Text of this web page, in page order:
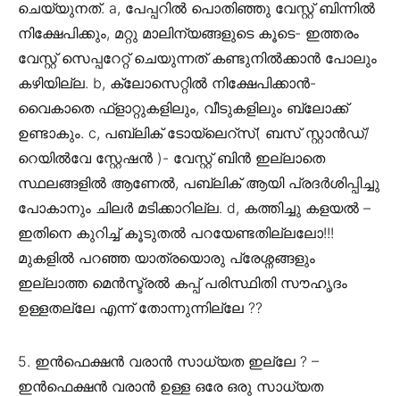
ചെയ്യുനത്. a, പേപ്പറിൽ പൊതിഞ്ഞു വേസ്റ്റ് ബിന്നിൽ
നിക്ഷേപിക്കും, മറ്റു മാലിന്യങ്ങളുടെ കൂടെ- ഇത്തരം
വേസ്റ്റ് സെപ്പറേറ്റ് ചെയുന്നത് കണ്ടുനിൽക്കാൻ പോലും
കഴിയില്ല. b, ക്ലോസെറ്റിൽ നിക്ഷേപിക്കാൻ-
വൈകാതെ ഫ്ളാറ്റുകളിലും, വീടുകളിലും ബ്ലോക്ക്
ഉണ്ടാകും. c, പബ്ലിക് ടോയ്‌ലെറ്സ്( ബസ് സ്റ്റാൻഡ്/
റെയിൽവേ സ്റ്റേഷൻ )- വേസ്റ്റ് ബിൻ ഇല്ലാതെ
സ്ഥലങ്ങളിൽ ആണേൽ, പബ്ലിക് ആയി പ്രദർശിപ്പിച്ചു
പോകാനും ചിലർ മടിക്കാറില്ല. d, കത്തിച്ചു കളയൽ –
ഇതിനെ കുറിച്ച് കൂടുതൽ പറയേണ്ടതില്ലലോ!!!
മുകളിൽ പറഞ്ഞ യാത്രയൊരു പ്രേശ്നങ്ങളും
ഇല്ലാത്ത മെൻസ്ട്രൽ കപ്പ് പരിസ്ഥിതി സൗഹൃദം
ഉള്ളതല്ലേ എന്ന് തോന്നുന്നില്ലേ ??
5. ഇൻഫെക്ഷൻ വരാൻ സാധ്യത ഇല്ലേ ? –
ഇൻഫെക്ഷൻ വരാൻ ഉള്ള ഒരേ ഒരു സാധ്യത